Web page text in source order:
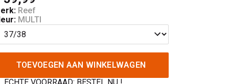
Reef
MULTI
TOEVOEGEN AAN WINKELWAGEN